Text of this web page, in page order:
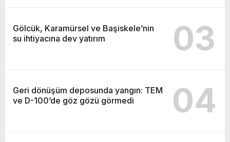
Gölcük, Karamürsel ve Başiskele’nin
su ihtiyacına dev yatırım
03
Geri dönüşüm deposunda yangın: TEM
ve D-100’de göz gözü görmedi
04